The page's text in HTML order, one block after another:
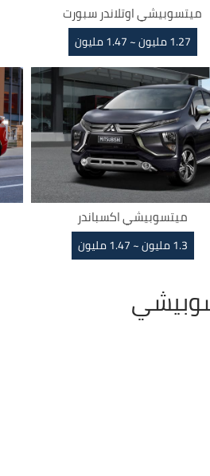
ميتسوبيشي اوتلاندر سبورت
1.27 مليون ~ 1.47 مليون
ميتسوبيشي اكسباندر
1.3 مليون ~ 1.47 مليون